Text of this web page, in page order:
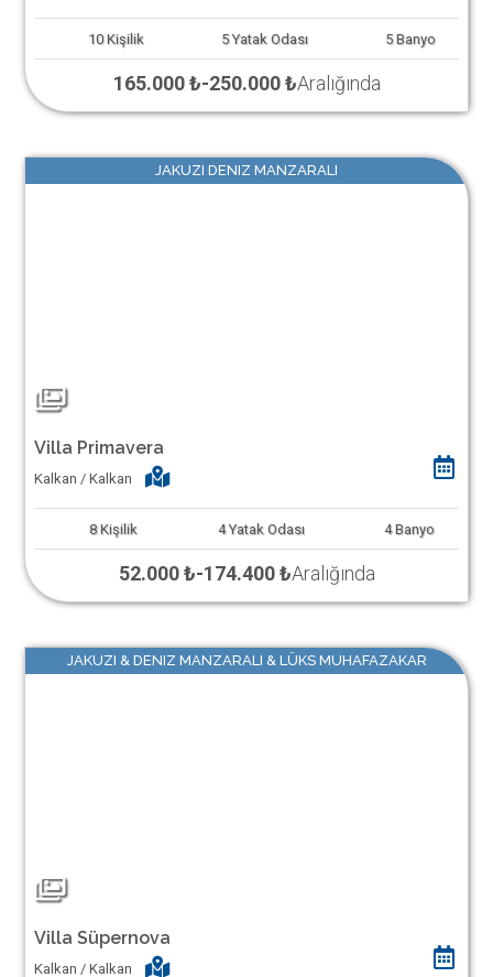
10 Kişilik 5 Yatak Odası 5 Banyo
165.000 ₺-250.000 ₺Aralığında
JAKUZI DENIZ MANZARALI
Villa Primavera
Kalkan / Kalkan
8 Kişilik 4 Yatak Odası 4 Banyo
52.000 ₺-174.400 ₺Aralığında
JAKUZI & DENIZ MANZARALI & LÜKS MUHAFAZAKAR
Villa Süpernova
Kalkan / Kalkan